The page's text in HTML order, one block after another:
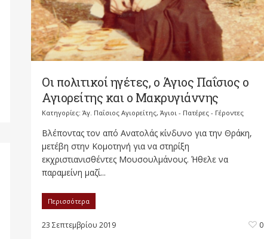
Οι πολιτικοί ηγέτες, ο Άγιος Παΐσιος ο
Αγιορείτης και ο Μακρυγιάννης
Κατηγορίες: Άγ. Παΐσιος Αγιορείτης, Άγιοι - Πατέρες - Γέροντες
Βλέποντας τον από Ανατολάς κίνδυνο για την Θράκη,
μετέβη στην Κομοτηνή για να στηρίξη
εκχριστιανισθέντες Μουσουλμάνους. Ήθελε να
παραμείνη μαζί...
Περισσότερα
23 Σεπτεμβρίου 2019 0